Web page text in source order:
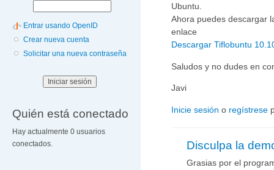
Entrar usando OpenID
Crear nueva cuenta
Solicitar una nueva contraseña
Quién está conectado
Hay actualmente 0 usuarios
conectados.
Ubuntu.
Ahora puedes descargar
enlace
Descargar Tiflobuntu
Saludos y no dudes en
Javi
Inicie sesión o regístrese
Disculpa la
Grasias por el